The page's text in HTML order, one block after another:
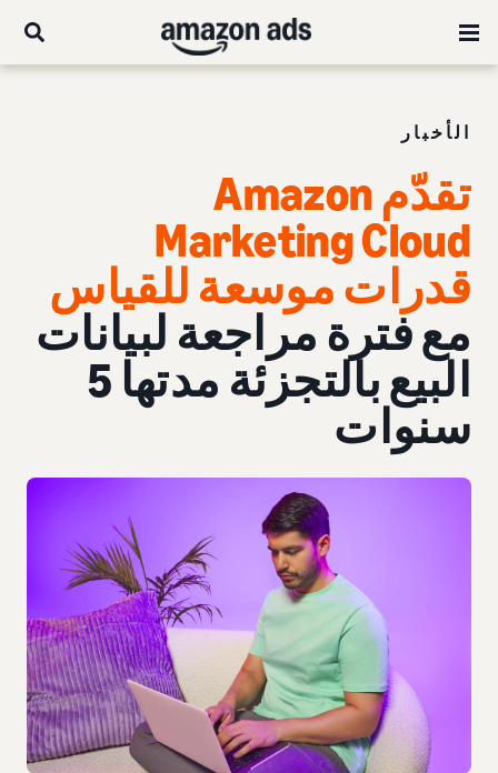
الأخبار
تقدّم Amazon
Marketing Cloud
قدرات موسعة للقياس
مع فترة مراجعة لبيانات
البيع بالتجزئة مدتها 5
سنوات